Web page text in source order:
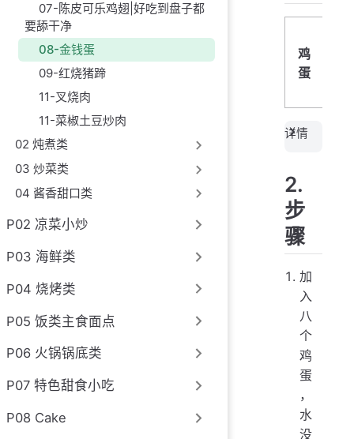
07-陈皮可乐鸡翅|好吃到盘子都
要舔干净
08-金钱蛋
09-红烧猪蹄
11-叉烧肉
11-菜椒土豆炒肉
02 炖煮类
03 炒菜类
04 酱香甜口类
P02 凉菜小炒
P03 海鲜类
P04 烧烤类
P05 饭类主食面点
P06 火锅锅底类
P07 特色甜食小吃
P08 Cake
鸡
蛋
详情
2.
步
骤
加
入
八
个
鸡
蛋
，
水
没